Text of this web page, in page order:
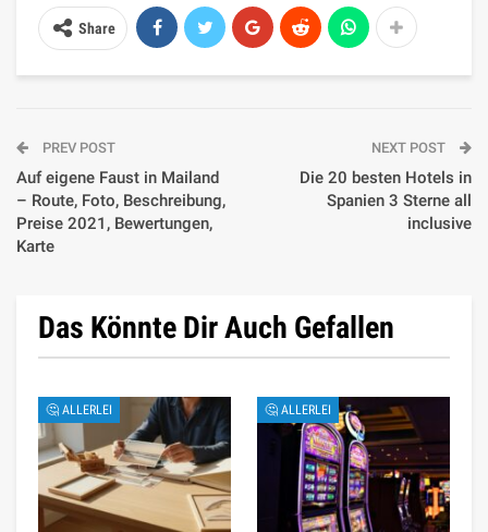
Share
PREV POST
Auf eigene Faust in Mailand
– Route, Foto, Beschreibung,
Preise 2021, Bewertungen,
Karte
NEXT POST
Die 20 besten Hotels in
Spanien 3 Sterne all
inclusive
Das Könnte Dir Auch Gefallen
🤔 ALLERLEI 🤔 ALLERLEI